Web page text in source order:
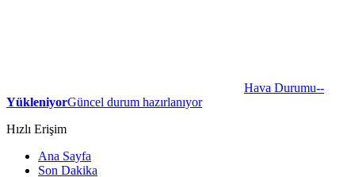
Hava Durumu--
YükleniyorGüncel durum hazırlanıyor
Hızlı Erişim
Ana Sayfa
Son Dakika